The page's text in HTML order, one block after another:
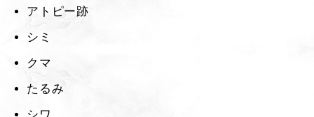
アトピー跡
シミ
クマ
たるみ